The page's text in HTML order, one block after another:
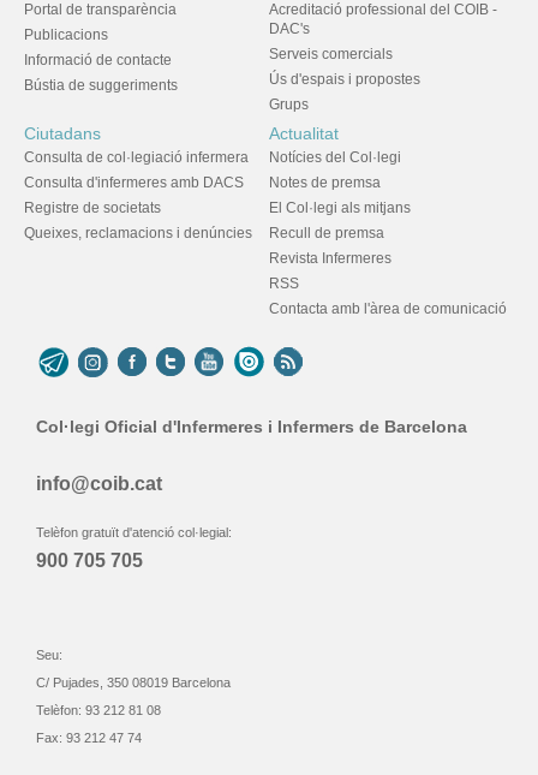
Portal de transparència
Publicacions
Informació de contacte
Bústia de suggeriments
Acreditació professional del COIB -
DAC's
Serveis comercials
Ús d'espais i propostes
Grups
Ciutadans
Consulta de col·legiació infermera
Consulta d'infermeres amb DACS
Registre de societats
Queixes, reclamacions i denúncies
Actualitat
Notícies del Col·legi
Notes de premsa
El Col·legi als mitjans
Recull de premsa
Revista Infermeres
RSS
Contacta amb l'àrea de comunicació
Col·legi Oficial d'Infermeres i Infermers de Barcelona
info@coib.cat
Telèfon gratuït d'atenció col·legial:
900 705 705
Seu:
C/ Pujades, 350 08019 Barcelona
Telèfon: 93 212 81 08
Fax: 93 212 47 74